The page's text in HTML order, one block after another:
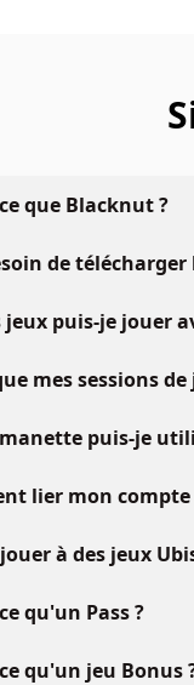
que Blacknut ?
de télécharger
jeux puis-je jouer
mes sessions
puis-je
lier mon
à des jeux
qu'un Pass ?
qu'un jeu Bonus